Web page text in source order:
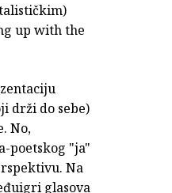
up with the
drži do sebe)
No,
poetskog "ja"
Na
glasova